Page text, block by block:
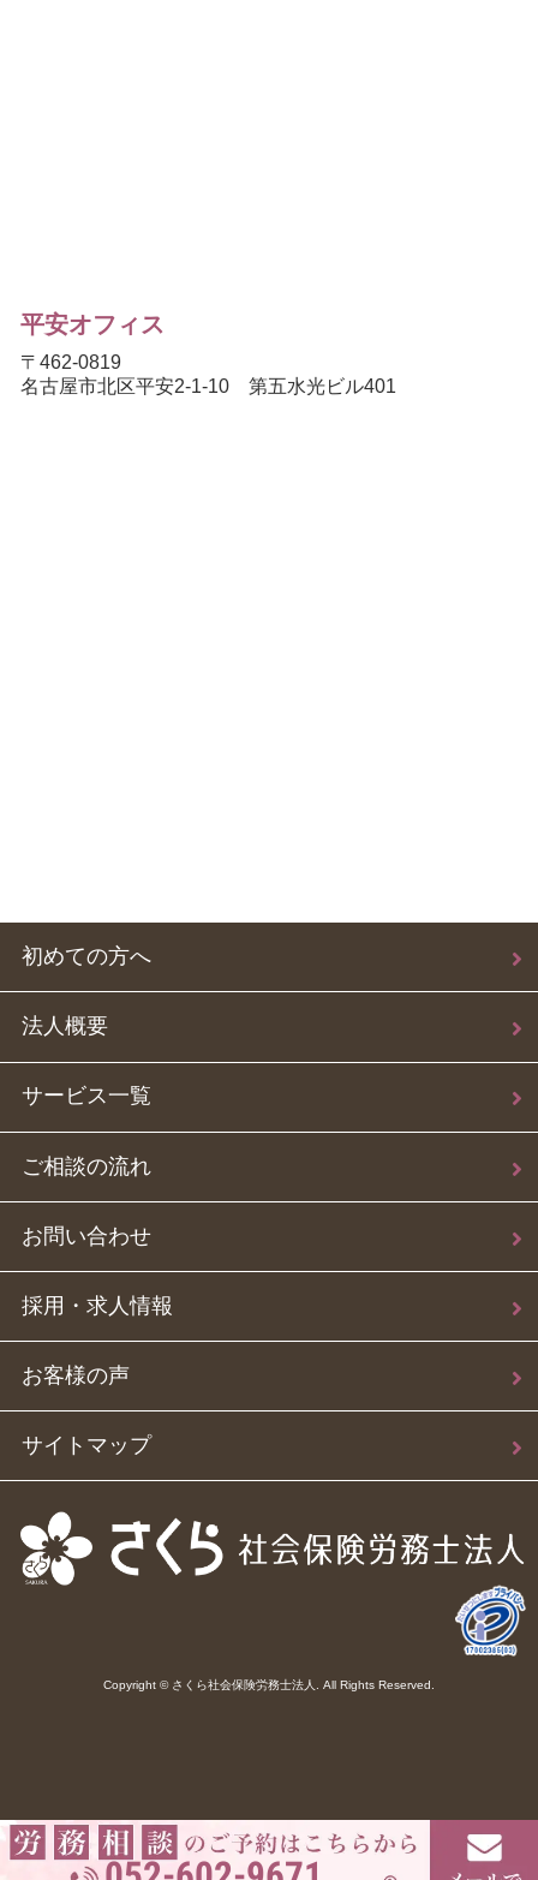
平安オフィス
〒462-0819
名古屋市北区平安2-1-10 第五水光ビル401
初めての方へ
法人概要
サービス一覧
ご相談の流れ
お問い合わせ
採用・求人情報
お客様の声
サイトマップ
Copyright © さくら社会保険労務士法人. All Rights Reserved.